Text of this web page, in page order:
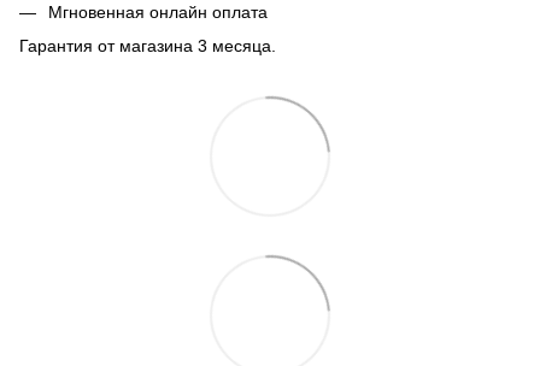
Мгновенная онлайн оплата
Гарантия от магазина 3 месяца.